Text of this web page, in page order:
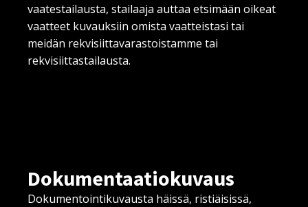
vaatestailausta, stailaaja auttaa etsimään oikeat
vaatteet kuvauksiin omista vaatteistasi tai
meidän rekvisiittavarastoistamme tai
rekvisiittastailausta.
Dokumentaatiokuvaus
Dokumentointikuvausta häissä, ristiäisissä,